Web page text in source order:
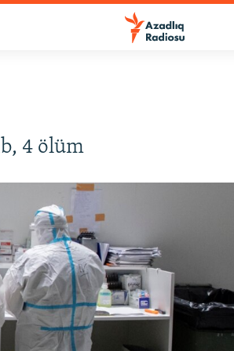
4 ölüm